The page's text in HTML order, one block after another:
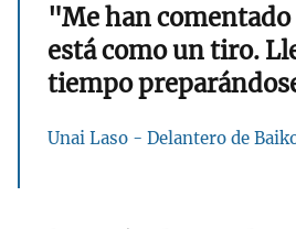
"Me han
está como un tiro.
tiempo
Unai Laso - Delantero de